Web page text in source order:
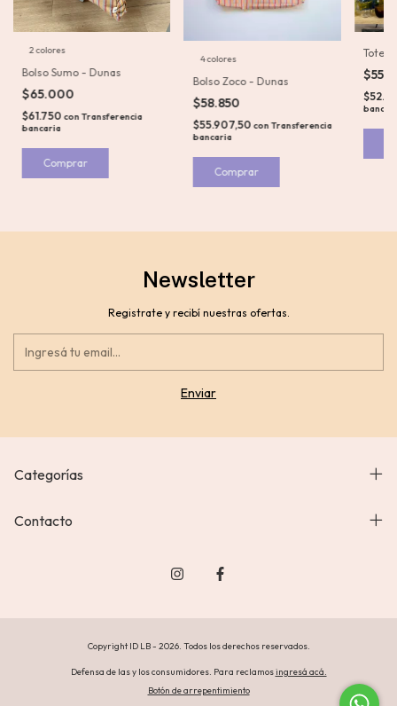
2 colores
Bolso Sumo - Dunas
$65.000
$61.750 con Transferencia
bancaria
Comprar
4 colores
Bolso Zoco - Dunas
$58.850
$55.907,50 conTransferencia
bancaria
Comprar
Tote -
Newsletter
Registrate y recibí nuestras ofertas.
Categorías
Contacto
Copyright ID LB - 2026. Todos los derechos reservados.
Defensa de las y los consumidores. Para reclamosingresá acá.
Botón de arrepentimiento